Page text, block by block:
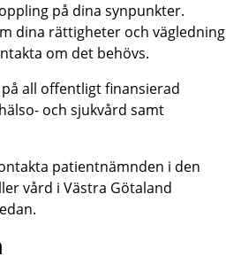
på dina synpunkter.
dina rättigheter och vägledning
om det behövs.
all offentligt finansierad
och sjukvård samt
patientnämnden i den
vård i Västra Götaland